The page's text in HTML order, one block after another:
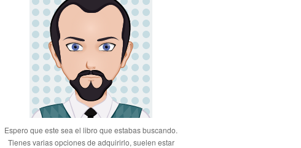
Espero que este sea el libro que estabas buscando.
Tienes varias opciones de adquirirlo, suelen estar